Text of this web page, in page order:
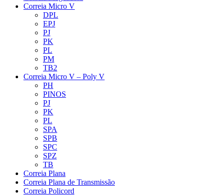
Correia Micro V
DPL
EPJ
PJ
PK
PL
PM
TB2
Correia Micro V – Poly V
PH
PINOS
PJ
PK
PL
SPA
SPB
SPC
SPZ
TB
Correia Plana
Correia Plana de Transmissão
Correia Policord